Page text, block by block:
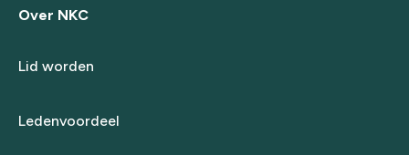
Over NKC
Lid worden
Ledenvoordeel